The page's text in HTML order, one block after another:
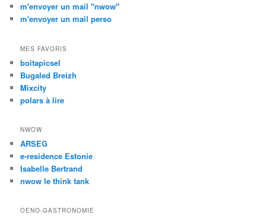
m'envoyer un mail "nwow"
m'envoyer un mail perso
MES FAVORIS
boitapicsel
Bugaled Breizh
Mixcity
polars à lire
NWOW
ARSEG
e-residence Estonie
Isabelle Bertrand
nwow le think tank
OENO-GASTRONOMIE